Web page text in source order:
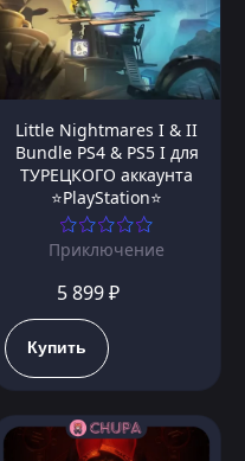
Little Nightmares I & II
Bundle PS4 & PS5 I для
ТУРЕЦКОГО аккаунта
⭐PlayStation⭐
Приключение
5 899 ₽
Купить